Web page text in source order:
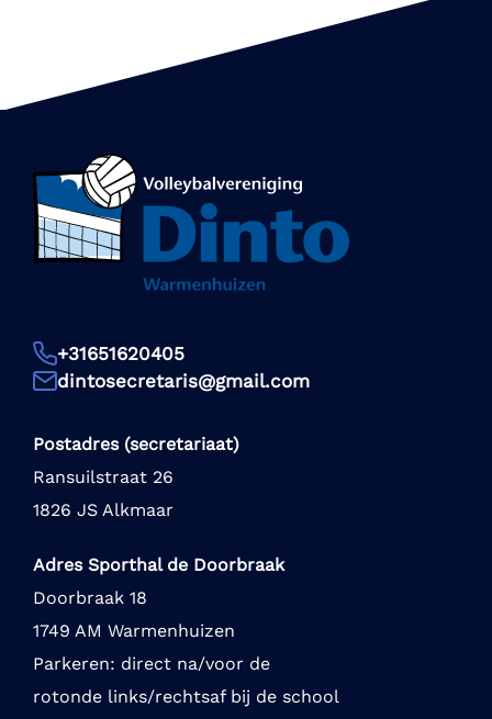
+31651620405
dintosecretaris@gmail.com
Postadres (secretariaat)
Ransuilstraat 26
1826 JS Alkmaar
Adres Sporthal de Doorbraak
Doorbraak 18
1749 AM Warmenhuizen
Parkeren: direct na/voor de
rotonde links/rechtsaf bij de school